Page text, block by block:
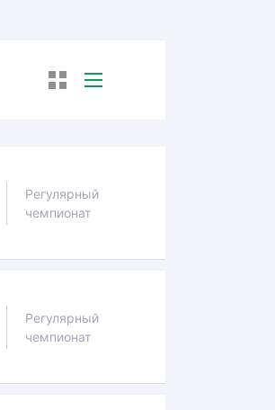
Регулярный
чемпионат
Регулярный
чемпионат